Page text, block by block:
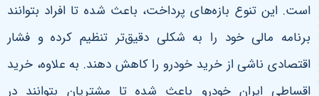
است. این تنوع بازه‌های پرداخت، باعث شده تا افراد بتوانند
برنامه مالی خود را به شکلی دقیق‌تر تنظیم کرده و فشار
اقتصادی ناشی از خرید خودرو را کاهش دهند. به علاوه، خرید
اقساطی ایران خودرو باعث شده تا مشتریان بتوانند در